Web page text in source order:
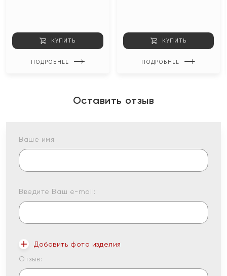
КУПИТЬ
ПОДРОБНЕЕ
КУПИТЬ
ПОДРОБНЕЕ
Оставить отзыв
Ваше имя:
Введите Ваш e-mail:
Добавить фото изделия
Отзыв: